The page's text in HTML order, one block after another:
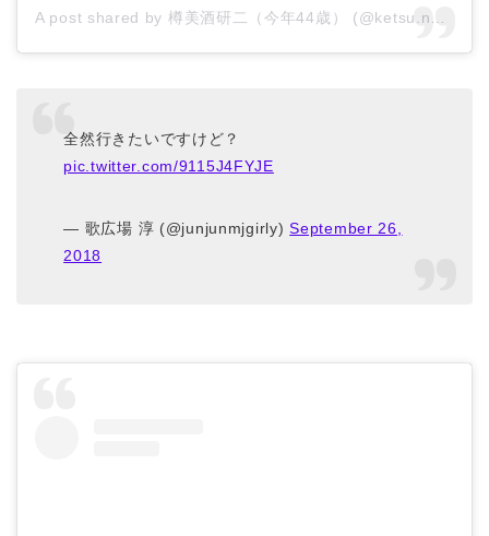
全然行きたいですけど？
pic.twitter.com/9115J4FYJE
— 歌広場 淳 (@junjunmjgirly)September 26,
2018